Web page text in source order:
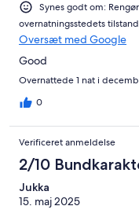
Synes godt om:
overnatningsstedets
Oversæt med Google
Good
Overnattede 1 nat i
0
Verificeret anmeldelse
2/10
Jukka
15. maj 2025